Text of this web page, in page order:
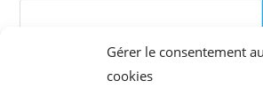
Gérer le consentement
cookies
Articles récents